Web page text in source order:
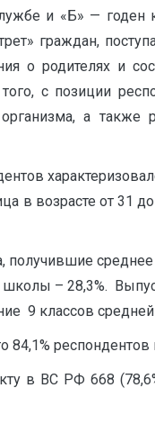
и «Б» —
граждан,
о родителях и
с позиции
организма, а
в возрасте от
– 28,3%.
9 классов
84,1%
в ВС РФ 668